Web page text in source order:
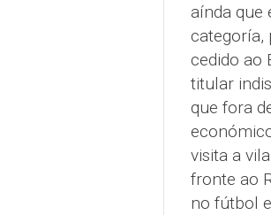
aínda que
categoría,
cedido ao
titular
que fora
visita a
fronte ao
no fútbol